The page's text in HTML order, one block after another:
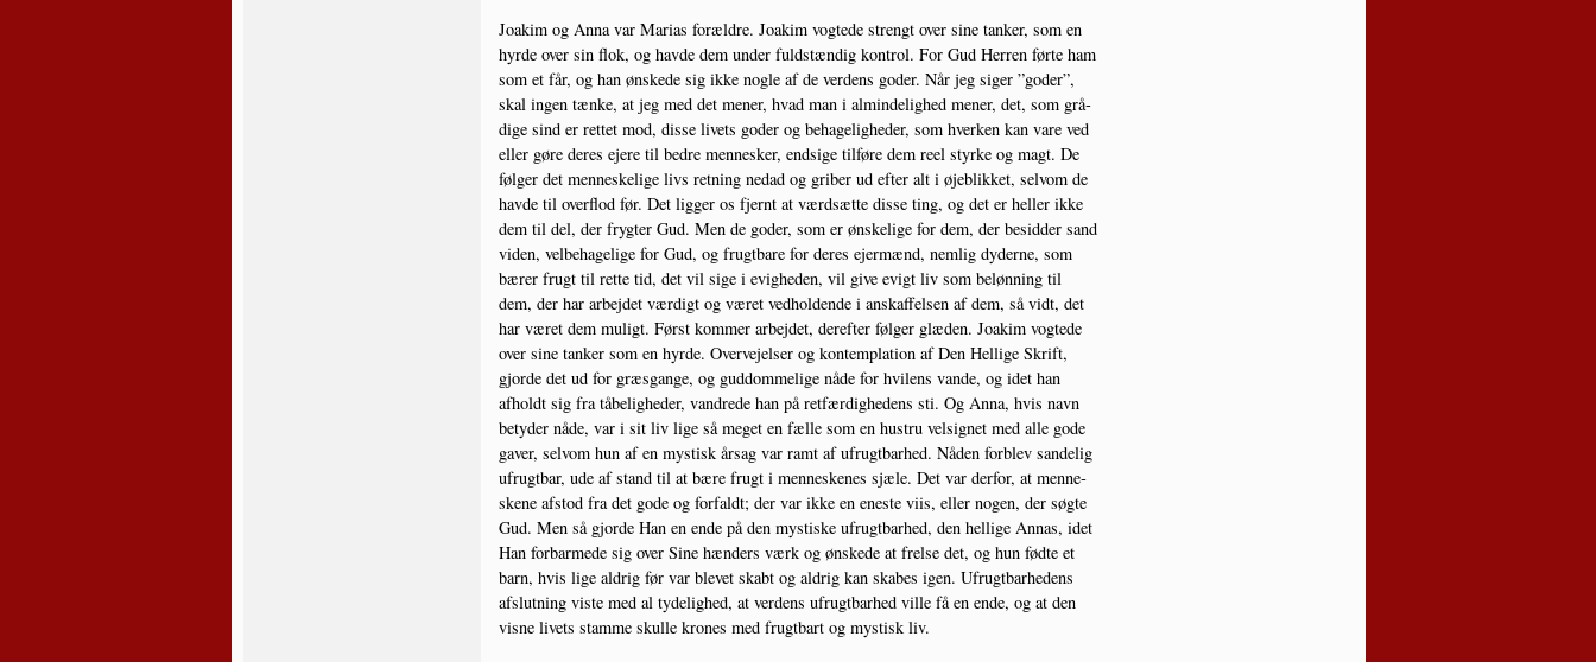
Joakim og Anna var Mari­as for­æl­dre. Joakim vog­te­de strengt over sine tan­ker, som en
hyr­de over sin flok, og hav­de dem under fuld­stæn­dig kon­trol. For Gud Her­ren før­te ham
som et får, og han ønske­de sig ikke nog­le af de ver­dens goder. Når jeg siger ”goder”,
skal ingen tæn­ke, at jeg med det mener, hvad man i almin­de­lig­hed mener, det, som grå­
di­ge sind er ret­tet mod, dis­se livets goder og beha­ge­lig­he­der, som hver­ken kan vare ved
eller gøre deres eje­re til bed­re men­ne­sker, end­si­ge til­fø­re dem reel styr­ke og magt. De
føl­ger det men­ne­ske­li­ge livs ret­ning nedad og gri­ber ud efter alt i øje­blik­ket, selv­om de
hav­de til over­flod før. Det lig­ger os fjer­nt at værds­æt­te dis­se ting, og det er hel­ler ikke
dem til del, der fryg­ter Gud. Men de goder, som er ønske­li­ge for dem, der besid­der sand
viden, vel­be­ha­ge­li­ge for Gud, og frugt­ba­re for deres ejer­mænd, nem­lig dyder­ne, som
bærer frugt til ret­te tid, det vil sige i evig­he­den, vil give evigt liv som beløn­ning til
dem, der har arbej­det vær­digt og været ved­hol­den­de i anskaf­fel­sen af dem, så vidt, det
har været dem muligt. Først kom­mer arbej­det, der­ef­ter føl­ger glæ­den. Joakim vog­te­de
over sine tan­ker som en hyr­de. Over­vej­el­ser og kon­tem­p­la­tion af Den Hel­li­ge Skrift,
gjor­de det ud for græs­gan­ge, og gud­dom­me­li­ge nåde for hvi­lens van­de, og idet han
afholdt sig fra tåbe­lig­he­der, van­dre­de han på ret­fær­dig­he­dens sti. Og Anna, hvis navn
bety­der nåde, var i sit liv lige så meget en fæl­le som en hustru vel­sig­net med alle gode
gaver, selv­om hun af en mystisk årsag var ramt af ufrugt­bar­hed. Nåden for­blev san­de­lig
ufrugt­bar, ude af stand til at bære frugt i men­ne­ske­nes sjæ­le. Det var der­for, at men­ne­
ske­ne afstod fra det gode og for­faldt; der var ikke en ene­ste viis, eller nogen, der søg­te
Gud. Men så gjor­de Han en ende på den mysti­ske ufrugt­bar­hed, den hel­li­ge Annas, idet
Han for­bar­me­de sig over Sine hæn­ders værk og ønske­de at frel­se det, og hun fød­te et
barn, hvis lige aldrig før var ble­vet skabt og aldrig kan ska­bes igen. Ufrugt­bar­he­dens
afslut­ning viste med al tyde­lig­hed, at ver­dens ufrugt­bar­hed vil­le få en ende, og at den
vis­ne livets stam­me skul­le kro­nes med frugt­bart og mystisk liv.